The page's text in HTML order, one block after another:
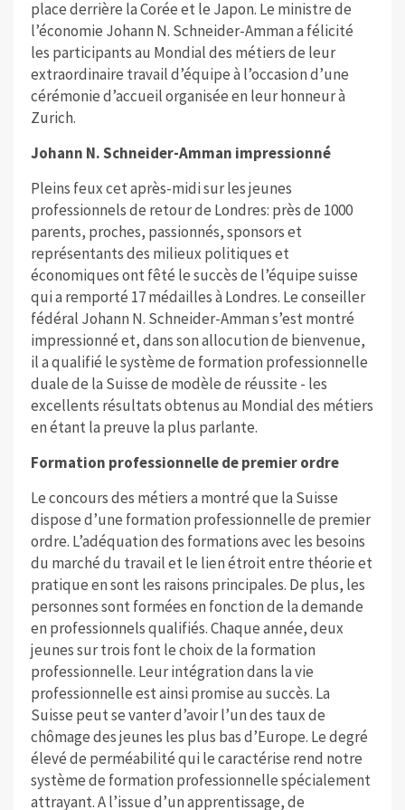
place derrière la Corée et le Japon. Le ministre de
l’économie Johann N. Schneider-Amman a félicité
les participants au Mondial des métiers de leur
extraordinaire travail d’équipe à l’occasion d’une
cérémonie d’accueil organisée en leur honneur à
Zurich.
Johann N. Schneider-Amman impressionné
Pleins feux cet après-midi sur les jeunes
professionnels de retour de Londres: près de 1000
parents, proches, passionnés, sponsors et
représentants des milieux politiques et
économiques ont fêté le succès de l’équipe suisse
qui a remporté 17 médailles à Londres. Le conseiller
fédéral Johann N. Schneider-Amman s’est montré
impressionné et, dans son allocution de bienvenue,
il a qualifié le système de formation professionnelle
duale de la Suisse de modèle de réussite - les
excellents résultats obtenus au Mondial des métiers
en étant la preuve la plus parlante.
Formation professionnelle de premier ordre
Le concours des métiers a montré que la Suisse
dispose d’une formation professionnelle de premier
ordre. L’adéquation des formations avec les besoins
du marché du travail et le lien étroit entre théorie et
pratique en sont les raisons principales. De plus, les
personnes sont formées en fonction de la demande
en professionnels qualifiés. Chaque année, deux
jeunes sur trois font le choix de la formation
professionnelle. Leur intégration dans la vie
professionnelle est ainsi promise au succès. La
Suisse peut se vanter d’avoir l’un des taux de
chômage des jeunes les plus bas d’Europe. Le degré
élevé de perméabilité qui le caractérise rend notre
système de formation professionnelle spécialement
attrayant. A l’issue d’un apprentissage, de